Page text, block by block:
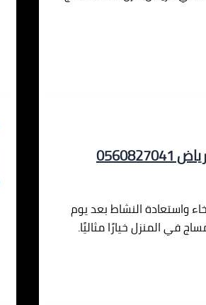
واستعادة النشاط بعد يوم
في المنزل خيارًا مثاليًا.